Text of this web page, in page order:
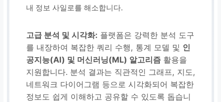
내 정보 사일로를 해소합니다.
고급 분석 및 시각화: 플랫폼은 강력한 분석 도구
를 내장하여 복잡한 쿼리 수행, 통계 모델 및 인
공지능(AI) 및 머신러닝(ML) 알고리즘 활용을
지원합니다. 분석 결과는 직관적인 그래프, 지도,
네트워크 다이어그램 등으로 시각화되어 복잡한
정보도 쉽게 이해하고 공유할 수 있도록 돕습니